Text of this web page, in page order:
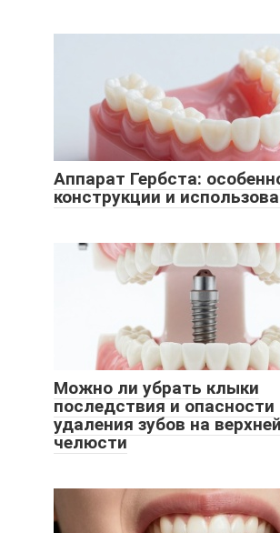
Аппарат Гербста:
конструкции и
Можно ли убрать клыки
последствия и опасности
удаления зубов на верхней
челюсти